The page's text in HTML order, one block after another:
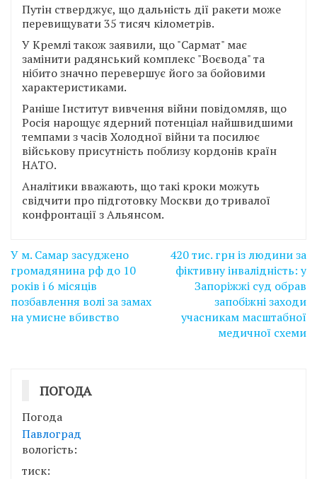
Путін стверджує, що дальність дії ракети може
перевищувати 35 тисяч кілометрів.
У Кремлі також заявили, що "Сармат" має
замінити радянський комплекс "Воєвода" та
нібито значно перевершує його за бойовими
характеристиками.
Раніше Інститут вивчення війни повідомляв, що
Росія нарощує ядерний потенціал найшвидшими
темпами з часів Холодної війни та посилює
військову присутність поблизу кордонів країн
НАТО.
Аналітики вважають, що такі кроки можуть
свідчити про підготовку Москви до тривалої
конфронтації з Альянсом.
Навігація
записів
У м. Самар засуджено
громадянина рф до 10
років і 6 місяців
позбавлення волі за замах
на умисне вбивство
420 тис. грн із людини за
фіктивну інвалідність: у
Запоріжжі суд обрав
запобіжні заходи
учасникам масштабної
медичної схеми
ПОГОДА
Погода
Павлоград
вологість:
тиск: